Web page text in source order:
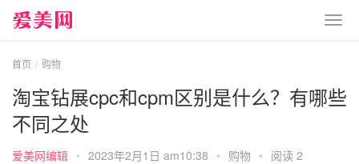
首页 购物
淘宝钻展cpc和cpm区别是什么？有哪些
不同之处
爱美网编辑 • 2023年2月1日 am10:38 • 购物 • 阅读 2